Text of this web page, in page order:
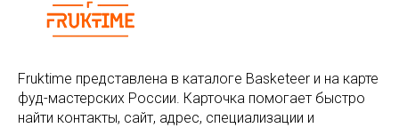
Fruktime представлена в каталоге Basketeer и на карте
фуд-мастерских России. Карточка помогает быстро
найти контакты, сайт, адрес, специализации и